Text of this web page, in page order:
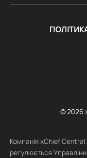
© 2026
Компанія xChief
регулюється